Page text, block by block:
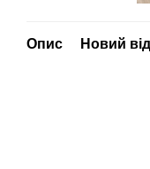
Опис Новий